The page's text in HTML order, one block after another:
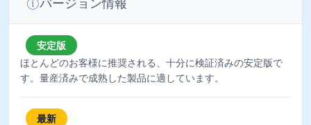
バージョン情報
安定版
ほとんどのお客様に推奨される、十分に検証済みの安定版で
す。量産済みで成熟した製品に適しています。
最新